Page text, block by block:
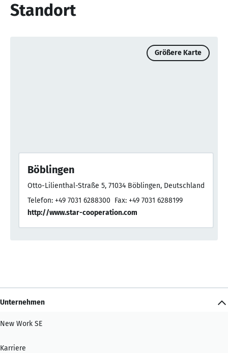
Standort
Größere Karte
Böblingen
Otto-Lilienthal-Straße 5, 71034 Böblingen, Deutschland
Telefon: +49 7031 6288300 Fax: +49 7031 6288199
http://www.star-cooperation.com
Unternehmen
New Work SE
Karriere